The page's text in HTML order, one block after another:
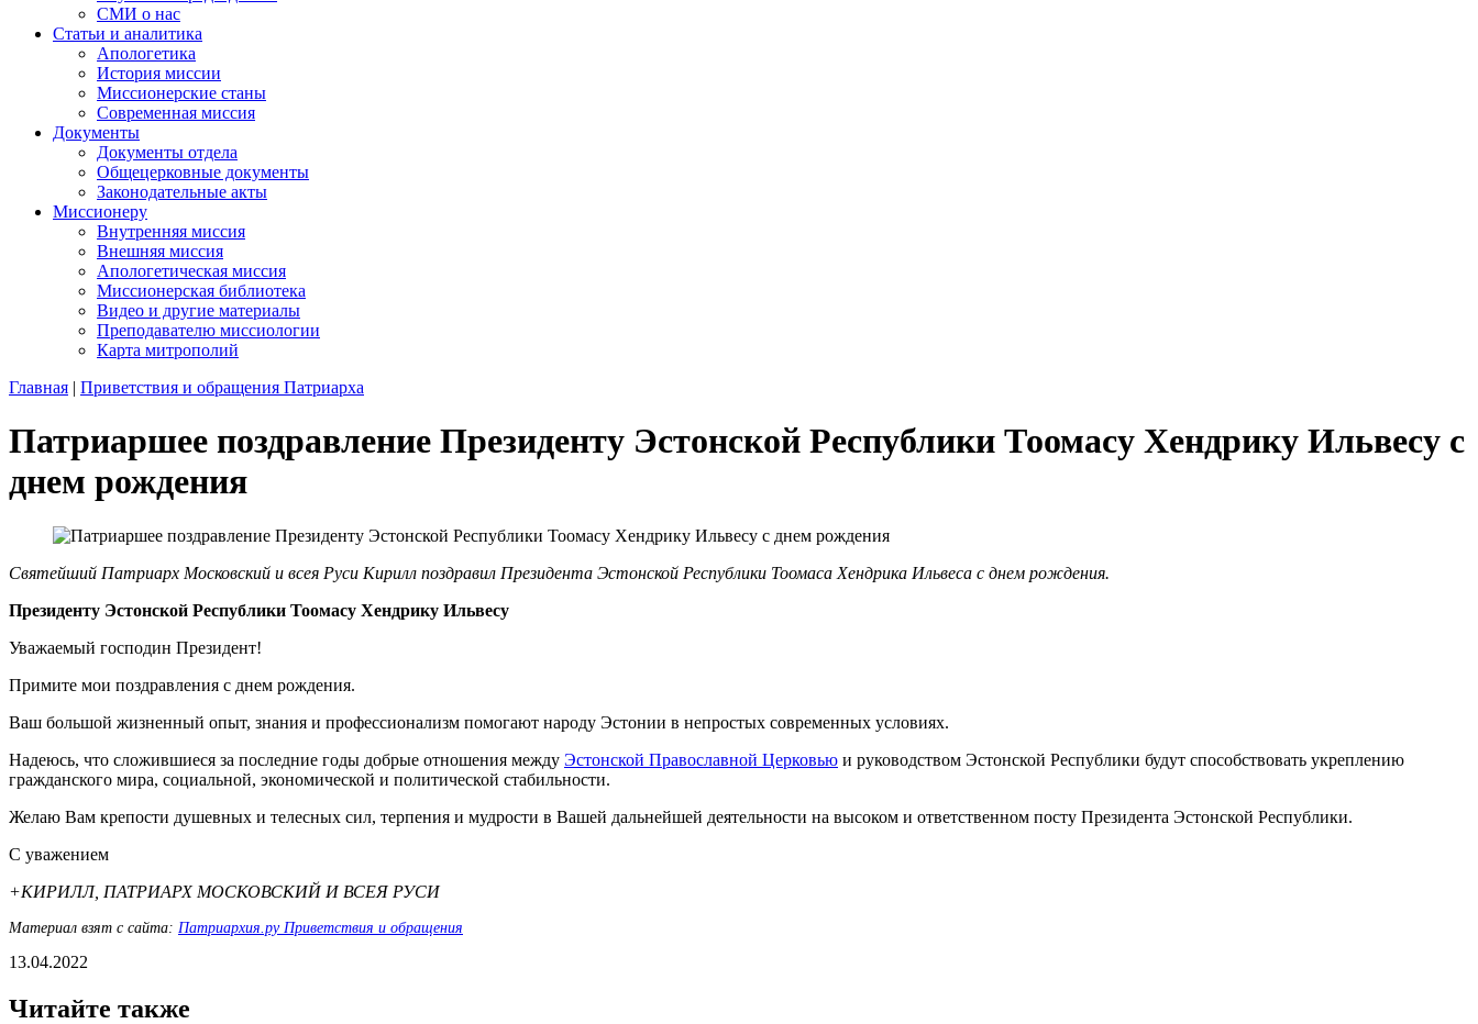
СМИ о нас
Статьи и аналитика
Апологетика
История миссии
Миссионерские станы
Современная миссия
Документы
Документы отдела
Общецерковные документы
Законодательные акты
Миссионеру
Внутренняя миссия
Внешняя миссия
Апологетическая миссия
Миссионерская библиотека
Видео и другие материалы
Преподавателю миссиологии
Карта митрополий
Главная | Приветствия и обращения Патриарха
Патриаршее поздравление Президенту Эстонской Республики Тоомасу Хендрику Ильвесу с
днем рождения
Святейший Патриарх Московский и всея Руси Кирилл поздравил Президента Эстонской Республики Тоомаса Хендрика Ильвеса с днем рождения.
Президенту Эстонской Республики Тоомасу Хендрику Ильвесу
Уважаемый господин Президент!
Примите мои поздравления с днем рождения.
Ваш большой жизненный опыт, знания и профессионализм помогают народу Эстонии в непростых современных условиях.
Надеюсь, что сложившиеся за последние годы добрые отношения между Эстонской Православной Церковью и руководством Эстонской Республики будут способствовать укреплению
гражданского мира, социальной, экономической и политической стабильности.
Желаю Вам крепости душевных и телесных сил, терпения и мудрости в Вашей дальнейшей деятельности на высоком и ответственном посту Президента Эстонской Республики.
С уважением
+КИРИЛЛ, ПАТРИАРХ МОСКОВСКИЙ И ВСЕЯ РУСИ
Материал взят с сайта: Патриархия.ру Приветствия и обращения
13.04.2022
Читайте также